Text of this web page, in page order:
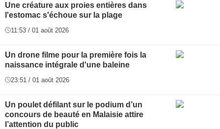
Une créature aux proies entières dans
l'estomac s'échoue sur la plage
11:53 / 01 août 2026
Un drone filme pour la première fois la
naissance intégrale d'une baleine
23:51 / 01 août 2026
Un poulet défilant sur le podium d’un
concours de beauté en Malaisie attire
l’attention du public